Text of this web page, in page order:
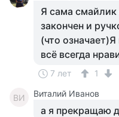
Я сама смайлик
закончен и
(что
всё всегда
7 лет 1
ВИ Виталий Иванов
а я прекращаю